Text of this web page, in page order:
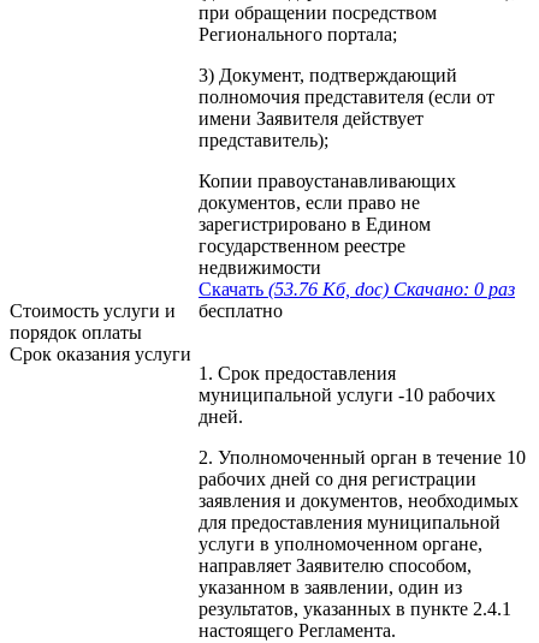
при обращении посредством
Регионального портала;
3) Документ, подтверждающий
полномочия представителя (если от
имени Заявителя действует
представитель);
Копии правоустанавливающих
документов, если право не
зарегистрировано в Едином
государственном реестре
недвижимости
Скачать (53.76 Кб, doc) Скачано: 0 раз
Стоимость услуги и
порядок оплаты
бесплатно
Cрок оказания услуги
1. Срок предоставления
муниципальной услуги -10 рабочих
дней.
2. Уполномоченный орган в течение 10
рабочих дней со дня регистрации
заявления и документов, необходимых
для предоставления муниципальной
услуги в уполномоченном органе,
направляет Заявителю способом,
указанном в заявлении, один из
результатов, указанных в пункте 2.4.1
настоящего Регламента.